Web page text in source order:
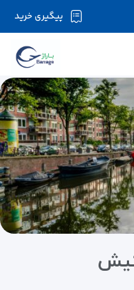
قطع می باشد لطفا
پیگیری خرید